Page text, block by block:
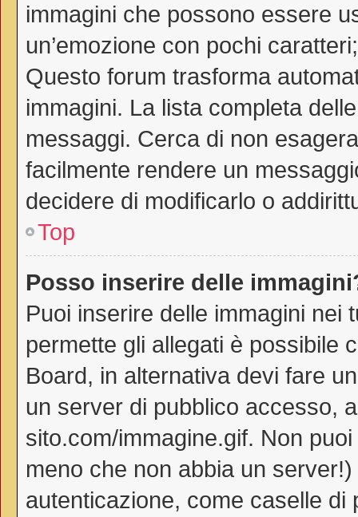
immagini che possono essere
un’emozione con pochi
Questo forum trasforma
immagini. La lista completa
messaggi. Cerca di non
facilmente rendere un
decidere di modificarlo o
Top
Posso inserire delle
Puoi inserire delle immagini nei
permette gli allegati è possibile
Board, in alternativa devi fare
un server di pubblico accesso,
sito.com/immagine.gif. Non
meno che non abbia un
autenticazione, come caselle